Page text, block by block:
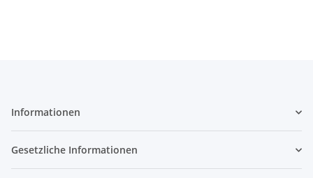
Informationen
Gesetzliche Informationen